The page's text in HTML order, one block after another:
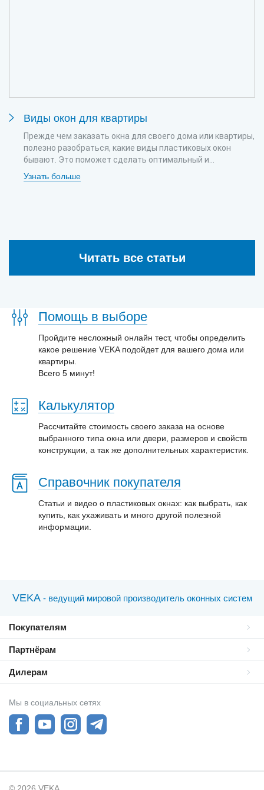
Виды окон для квартиры
Прежде чем заказать окна для своего дома или квартиры,
полезно разобраться, какие виды пластиковых окон
бывают. Это поможет сделать оптимальный и...
Узнать больше
Читать все статьи
Помощь в выборе
Пройдите несложный онлайн тест, чтобы определить
какое решение VEKA подойдет для вашего дома или
квартиры.
Всего 5 минут!
Калькулятор
Рассчитайте стоимость своего заказа на основе
выбранного типа окна или двери, размеров и свойств
конструкции, а так же дополнительных характеристик.
Справочник покупателя
Статьи и видео о пластиковых окнах: как выбрать, как
купить, как ухаживать и много другой полезной
информации.
VEKA - ведущий мировой производитель оконных систем
Покупателям
Партнёрам
Дилерам
Мы в социальных сетях